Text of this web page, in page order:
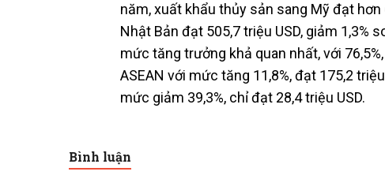
năm, xuất khẩu thủy sản sang Mỹ đạt hơn
Nhật Bản đạt 505,7 triệu USD, giảm 1,3%
mức tăng trưởng khả quan nhất, với
ASEAN với mức tăng 11,8%, đạt 175,2
mức giảm 39,3%, chỉ đạt 28,4 triệu USD.
Bình luận